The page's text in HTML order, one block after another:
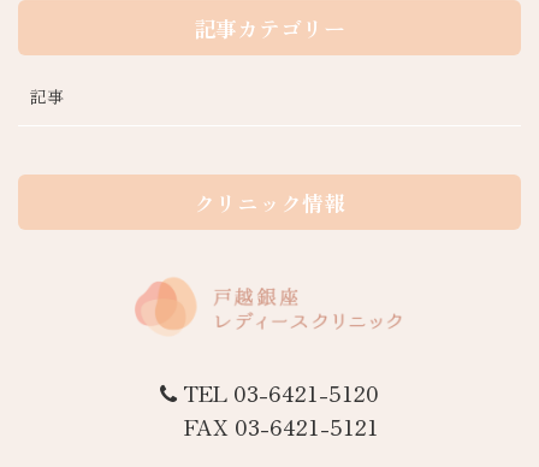
記事カテゴリー
記事
クリニック情報
TEL 03-6421-5120
FAX 03-6421-5121